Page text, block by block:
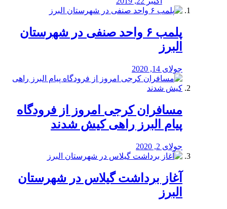
پلمب ۶ واحد صنفی در شهرستان
البرز
جولای 14, 2020
مسافران کرجی امروز از فرودگاه
پیام البرز راهی کیش شدند
جولای 2, 2020
آغاز برداشت گیلاس در شهرستان
البرز